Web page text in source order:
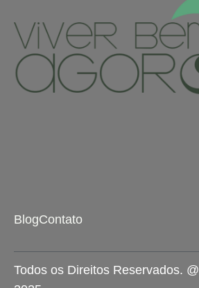
BlogContato
Todos os Direitos Reservados. @